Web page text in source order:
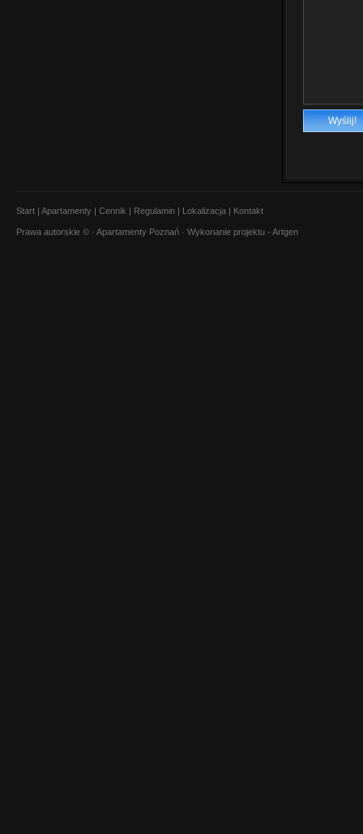
Start | Apartamenty | Cennik | Regulamin | Lokalizacja | Kontakt
Prawa autorskie © · Apartamenty Poznań · Wykonanie projektu - Artgen